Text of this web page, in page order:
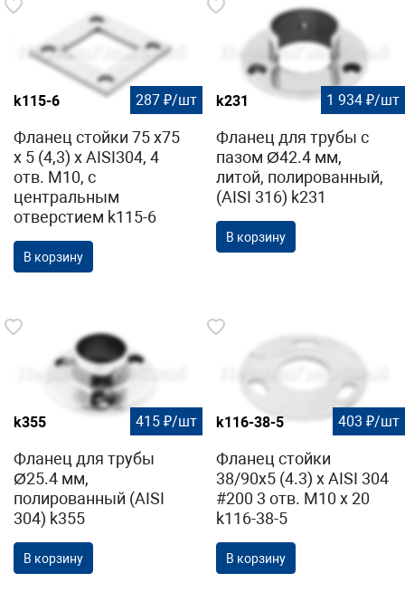
k115-6 287 ₽/шт
Фланец стойки 75 х75
х 5 (4,3) х AISI304, 4
отв. М10, с
центральным
отверстием k115-6
В корзину
k231 1 934 ₽/шт
Фланец для трубы с
пазом Ø42.4 мм,
литой, полированный,
(AISI 316) k231
В корзину
k355 415 ₽/шт
Фланец для трубы
Ø25.4 мм,
полированный (AISI
304) k355
В корзину
k116-38-5 403 ₽/шт
Фланец стойки
38/90х5 (4.3) х AISI 304
#200 3 отв. М10 х 20
k116-38-5
В корзину